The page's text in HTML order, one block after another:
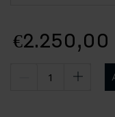
€2.250,00